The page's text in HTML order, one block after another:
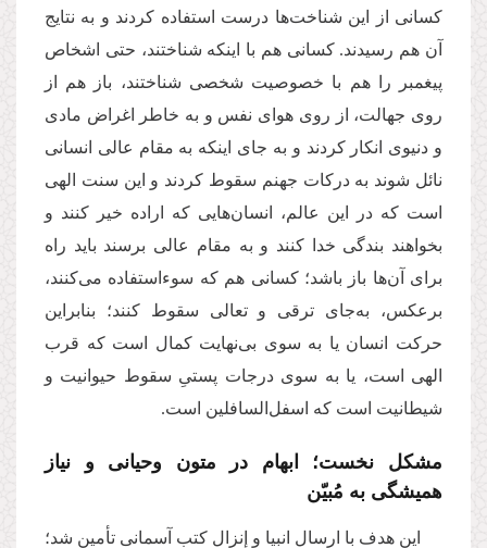
کسانی از این شناخت‌ها درست استفاده کردند و به نتایج
آن هم رسیدند. کسانی هم با اینکه شناختند، حتی اشخاص
پیغمبر را هم با خصوصیت شخصی شناختند، باز هم از
روی جهالت، از روی هوای نفس و به‌ خاطر اغراض مادی
و دنیوی انکار کردند و به‌ جای اینکه به مقام عالی انسانی
نائل شوند به درکات جهنم سقوط کردند و این سنت الهی
است که در این عالم، انسان‌هایی که اراده خیر کنند و
بخواهند بندگی خدا کنند و به مقام عالی برسند باید راه
برای آن‌ها باز باشد؛ کسانی هم که سوءاستفاده می‌کنند،
برعکس، به‌جای ترقی و تعالی سقوط کنند؛ بنابراین
حرکت انسان یا به سوی بی‌نهایت کمال است که قرب
الهی است، یا به سوی درجات پستیِ سقوط حیوانیت و
شیطانیت است که اسفل‌السافلین است.
مشکل نخست؛ ابهام در متون وحیانی و نیاز
همیشگی به مُبیّن
این هدف با ارسال انبیا و إنزال کتب آسمانی تأمین شد؛